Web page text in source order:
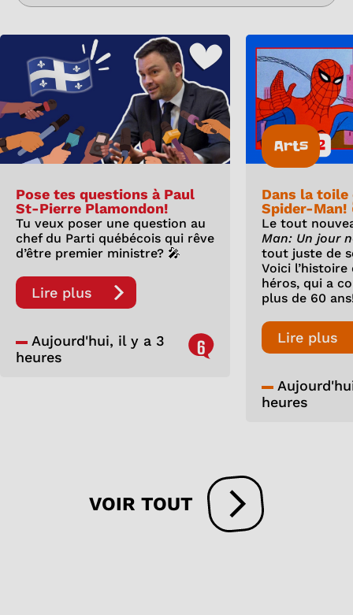
Pose tes questions à Paul
St-Pierre Plamondon!
Tu veux poser une question au
chef du Parti québécois qui rêve
d’être premier ministre? 🎤
Lire plus
Aujourd'hui, il y a 3
heures
6
Arts
Dans la toile
Spider-
Le tout
Man: Un jour
tout juste de
Voici
héros, qui a
plus de 60
Lire plus
heures
VOIR TOUT